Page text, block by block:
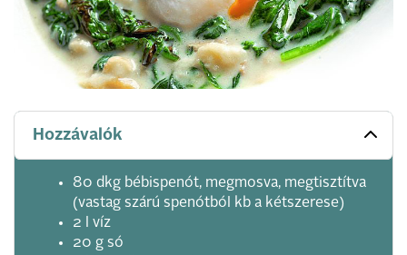
Hozzávalók
80 dkg bébispenót, megmosva, megtisztítva
(vastag szárú spenótból kb a kétszerese)
2 l víz
20 g só